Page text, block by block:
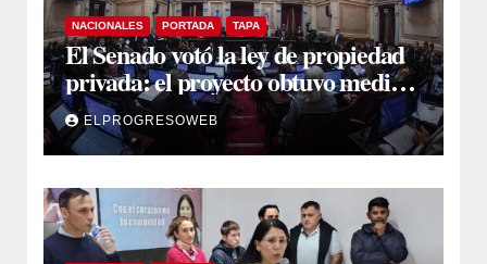
NACIONALES PORTADA TAPA
El Senado votó la ley de propiedad
privada: el proyecto obtuvo media
sanción
ELPROGRESOWEB